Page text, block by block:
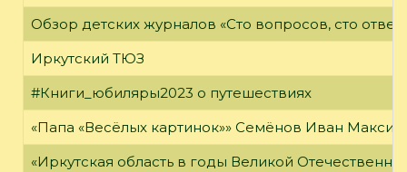
Обзор детских журналов «Сто вопросов, сто
Иркутский ТЮЗ
#Книги_юбиляры2023 о путешествиях
«Папа «Весёлых картинок»» Семёнов Иван
«Иркутская область в годы Великой